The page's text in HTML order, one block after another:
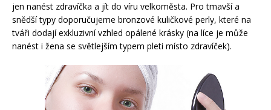
jen nanést zdravíčka a jít do víru velkoměsta. Pro tmavší a
snědší typy doporučujeme bronzové kuličkové perly, které na
tváři dodají exkluzivní vzhled opálené krásky (na líce je může
nanést i žena se světlejším typem pleti místo zdravíček).